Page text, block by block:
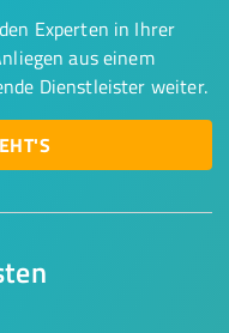
Experten in Ihrer
aus einem
Dienstleister weiter.